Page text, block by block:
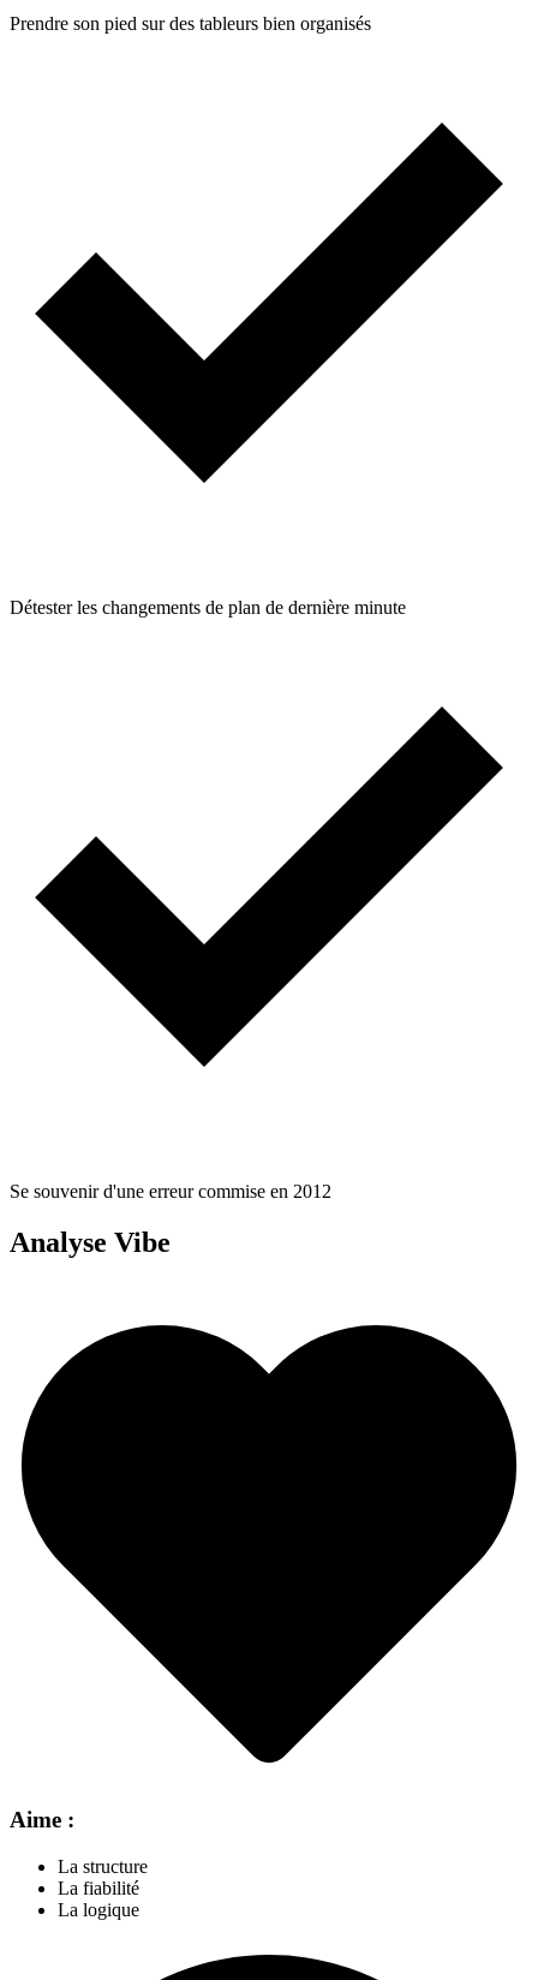
Prendre son pied sur des tableurs bien organisés
Détester les changements de plan de dernière minute
Se souvenir d'une erreur commise en 2012
Analyse Vibe
Aime :
La structure
La fiabilité
La logique